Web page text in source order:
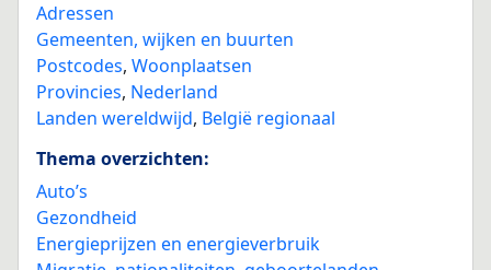
Adressen
Gemeenten, wijken en buurten
Postcodes, Woonplaatsen
Provincies, Nederland
Landen wereldwijd, België regionaal
Thema overzichten:
Auto’s
Gezondheid
Energieprijzen en energieverbruik